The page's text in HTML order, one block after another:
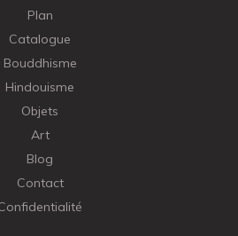
Plan
Catalogue
Bouddhisme
Hindouisme
Objets
Art
Blog
Contact